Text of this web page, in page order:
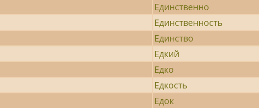
Единственно
Единственность
Единство
Едкий
Едко
Едкость
Едок